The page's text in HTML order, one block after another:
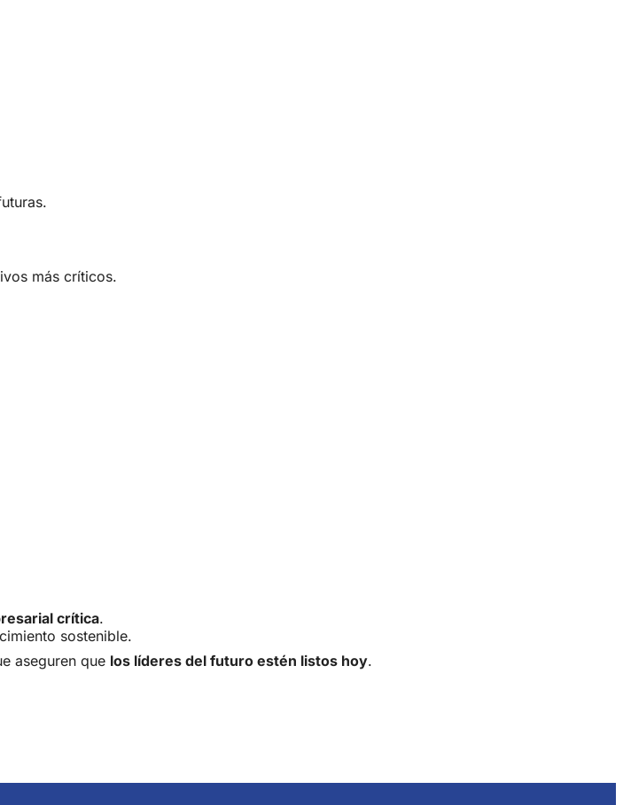
más críticos.
crítica.
sostenible.
aseguren que los líderes del futuro estén listos hoy.